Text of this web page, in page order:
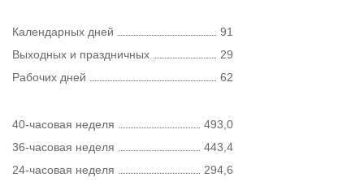
Календарных дней
91
Выходных и праздничных
29
Рабочих дней
62
40-часовая неделя
493,0
36-часовая неделя
443,4
24-часовая неделя
294,6